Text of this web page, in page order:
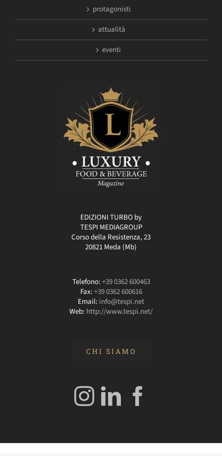
protagonisti
attualità
eventi
EDIZIONI TURBO by
TESPI MEDIAGROUP
Corso della Resistenza, 23
20821 Meda (Mb)
Telefono:+39 0362 600463
Fax:+39 0362 600616
Email: info@tespi.net
Web: http://www.tespi.net/
CHI SIAMO